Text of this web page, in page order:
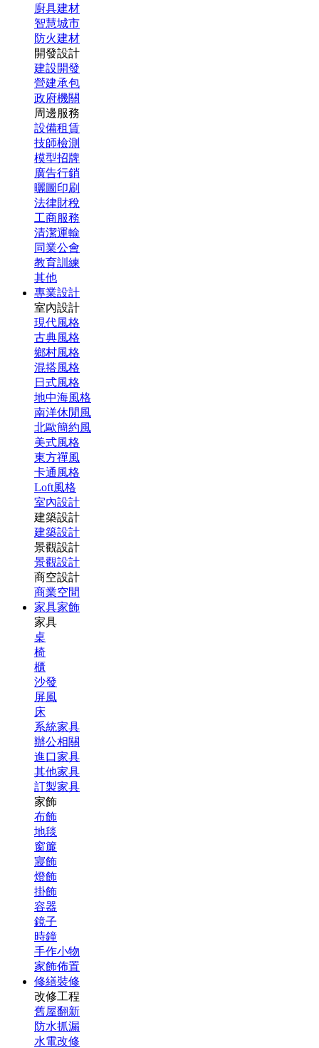
廚具建材
智慧城市
防火建材
開發設計
建設開發
營建承包
政府機關
周邊服務
設備租賃
技師檢測
模型招牌
廣告行銷
曬圖印刷
法律財稅
工商服務
清潔運輸
同業公會
教育訓練
其他
專業設計
室內設計
現代風格
古典風格
鄉村風格
混搭風格
日式風格
地中海風格
南洋休閒風
北歐簡約風
美式風格
東方禪風
卡通風格
Loft風格
室內設計
建築設計
建築設計
景觀設計
景觀設計
商空設計
商業空間
家具家飾
家具
桌
椅
櫃
沙發
屏風
床
系統家具
辦公相關
進口家具
其他家具
訂製家具
家飾
布飾
地毯
窗簾
寢飾
燈飾
掛飾
容器
鏡子
時鐘
手作小物
家飾佈置
修繕裝修
改修工程
舊屋翻新
防水抓漏
水電改修